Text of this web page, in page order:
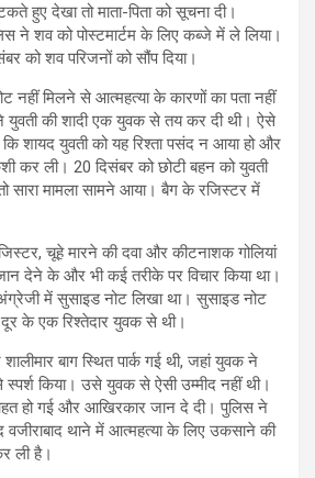
हुए देखा तो माता-पिता को सूचना दी।
ने शव को पोस्टमार्टम के लिए कब्जे में ले लिया।
को शव परिजनों को सौंप दिया।
नहीं मिलने से आत्महत्या के कारणों का पता नहीं
युवती की शादी एक युवक से तय कर दी थी। ऐसे
शायद युवती को यह रिश्ता पसंद न आया हो और
कर ली। 20 दिसंबर को छोटी बहन को युवती
सारा मामला सामने आया। बैग के रजिस्टर में
चूहे मारने की दवा और कीटनाशक गोलियां
देने के और भी कई तरीके पर विचार किया था।
में सुसाइड नोट लिखा था। सुसाइड नोट
के एक रिश्तेदार युवक से थी।
बाग स्थित पार्क गई थी, जहां युवक ने
किया। उसे युवक से ऐसी उम्मीद नहीं थी।
हो गई और आखिरकार जान दे दी। पुलिस ने
थाने में आत्महत्या के लिए उकसाने की
ली है।